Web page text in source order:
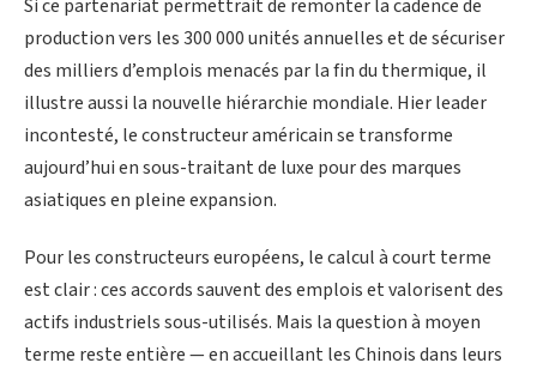
Si ce partenariat permettrait de remonter la cadence de
production vers les 300 000 unités annuelles et de sécuriser
des milliers d’emplois menacés par la fin du thermique, il
illustre aussi la nouvelle hiérarchie mondiale. Hier leader
incontesté, le constructeur américain se transforme
aujourd’hui en sous-traitant de luxe pour des marques
asiatiques en pleine expansion.
Pour les constructeurs européens, le calcul à court terme
est clair : ces accords sauvent des emplois et valorisent des
actifs industriels sous-utilisés. Mais la question à moyen
terme reste entière — en accueillant les Chinois dans leurs